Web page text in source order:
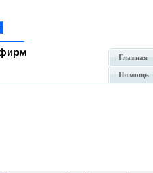
Главная
Помощь